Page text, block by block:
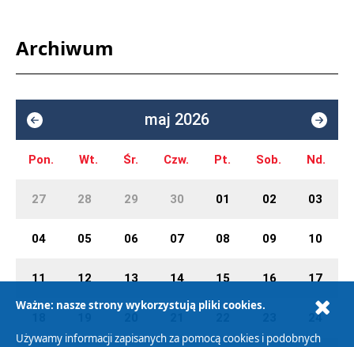
Archiwum
maj 2026
Pon. Wt. Śr. Czw. Pt. Sob. Nd.
27 28 29 30 01 02 03
04 05 06 07 08 09 10
11 12 13 14 15 16 17
24
Ważne: nasze strony wykorzystują pliki cookies.
Używamy informacji zapisanych za pomocą cookies i podobnych